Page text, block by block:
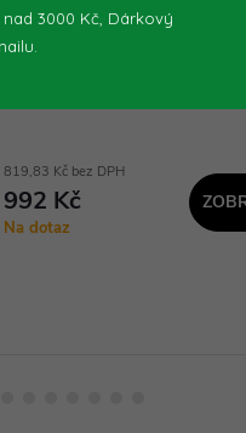
Güde AKUMULÁTOR AP
58556
819,83 Kč bez DPH
992 Kč
Na dotaz
3000 Kč, Dárkový